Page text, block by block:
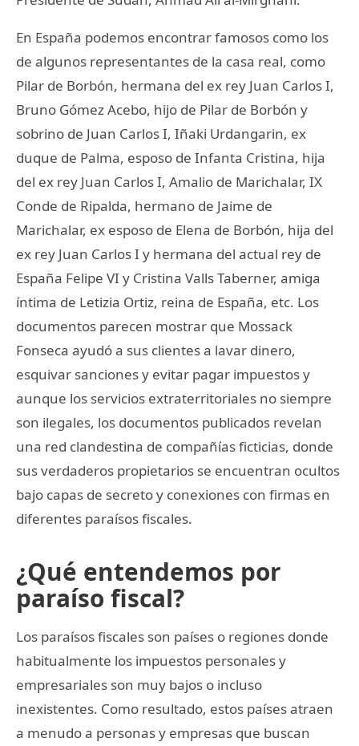
En España podemos encontrar famosos como los
de algunos representantes de la casa real, como
Pilar de Borbón, hermana del ex rey Juan Carlos I,
Bruno Gómez Acebo, hijo de Pilar de Borbón y
sobrino de Juan Carlos I, Iñaki Urdangarin, ex
duque de Palma, esposo de Infanta Cristina, hija
del ex rey Juan Carlos I, Amalio de Marichalar, IX
Conde de Ripalda, hermano de Jaime de
Marichalar, ex esposo de Elena de Borbón, hija del
ex rey Juan Carlos I y hermana del actual rey de
España Felipe VI y Cristina Valls Taberner, amiga
íntima de Letizia Ortiz, reina de España, etc. Los
documentos parecen mostrar que Mossack
Fonseca ayudó a sus clientes a lavar dinero,
esquivar sanciones y evitar pagar impuestos y
aunque los servicios extraterritoriales no siempre
son ilegales, los documentos publicados revelan
una red clandestina de compañías ficticias, donde
sus verdaderos propietarios se encuentran ocultos
bajo capas de secreto y conexiones con firmas en
diferentes paraísos fiscales.
¿Qué entendemos por
paraíso fiscal?
Los paraísos fiscales son países o regiones donde
habitualmente los impuestos personales y
empresariales son muy bajos o incluso
inexistentes. Como resultado, estos países atraen
a menudo a personas y empresas que buscan